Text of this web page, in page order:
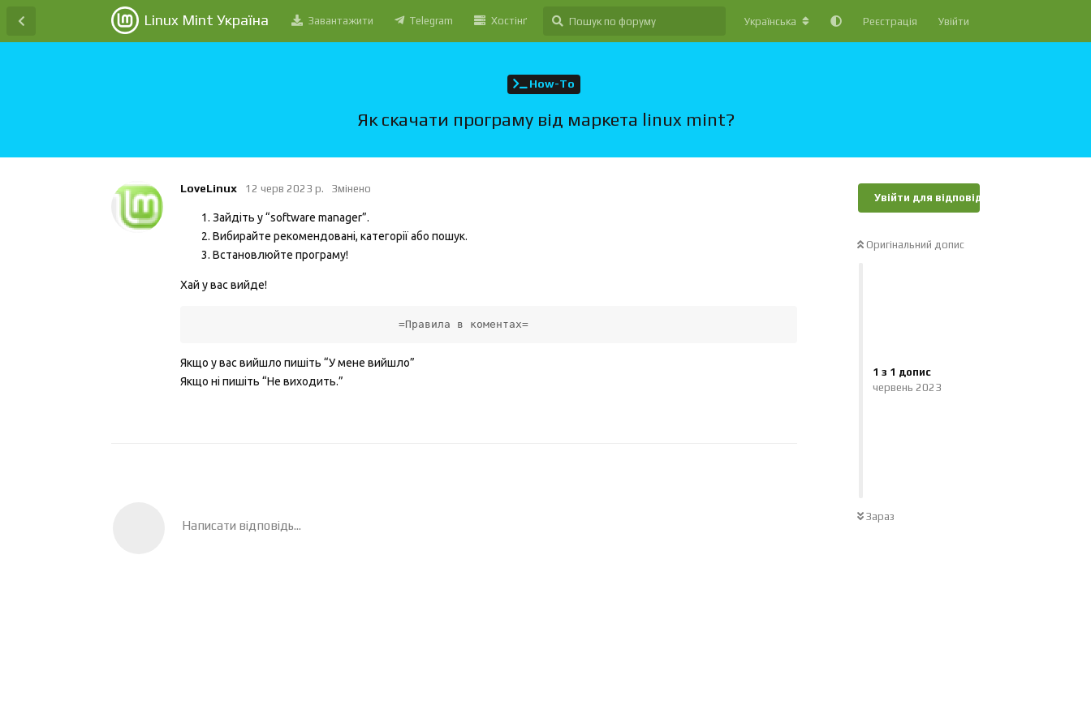
Linux Mint Україна Завантажити Telegram Хостінґ Українська Реєстрація Увійти
How-To
Як скачати програму від маркета linux mint?
Увійти для відповіді
Оригінальний допис
1 з 1 допис
червень 2023
Зараз
LoveLinux 12 черв 2023 р. Змінено
Зайдіть у “software manager”.
Вибирайте рекомендовані, категорії або пошук.
Встановлюйте програму!
Хай у вас вийде!
                                =Правила в коментах=
Якщо у вас вийшло пишіть “У мене вийшло”
Якщо ні пишіть “Не виходить.”
Написати відповідь...